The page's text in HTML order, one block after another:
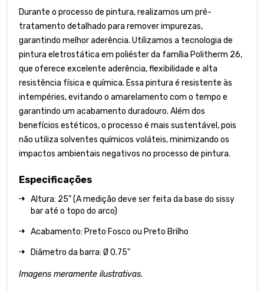
Durante o processo de pintura, realizamos um pré-
tratamento detalhado para remover impurezas,
garantindo melhor aderência. Utilizamos a tecnologia de
pintura eletrostática em poliéster da família Politherm 26,
que oferece excelente aderência, flexibilidade e alta
resistência física e química. Essa pintura é resistente às
intempéries, evitando o amarelamento com o tempo e
garantindo um acabamento duradouro. Além dos
benefícios estéticos, o processo é mais sustentável, pois
não utiliza solventes químicos voláteis, minimizando os
impactos ambientais negativos no processo de pintura.
Especificações
Altura: 25” (A medição deve ser feita da base do sissy
bar até o topo do arco)
Acabamento: Preto Fosco ou Preto Brilho
Diâmetro da barra: Ø 0.75"
Imagens meramente ilustrativas.